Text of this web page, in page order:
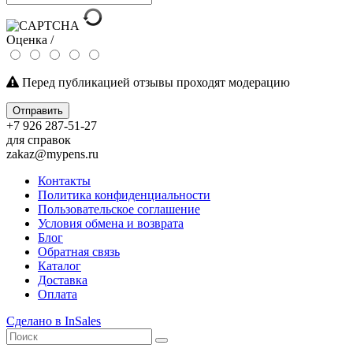
Оценка /
Перед публикацией отзывы проходят модерацию
Отправить
+7 926 287-51-27
для справок
zakaz@mypens.ru
Контакты
Политика конфиденциальности
Пользовательское соглашение
Условия обмена и возврата
Блог
Обратная связь
Каталог
Доставка
Оплата
Сделано в InSales